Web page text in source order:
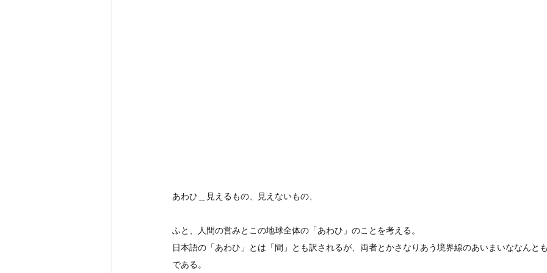
あわひ＿見えるもの、見えないもの、
ふと、人間の営みとこの地球全体の「あわひ」のことを考える。
日本語の「あわひ」とは「間」とも訳されるが、両者とかさなりあう境界線のあいまいななんと
である。